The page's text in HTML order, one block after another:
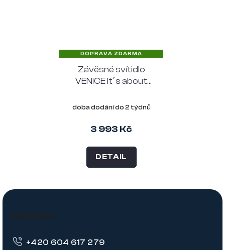
DOPRAVA ZDARMA
Závěsné svítidlo
VENICE It´s about
sklo
doba dodání do 2 týdnů
3 993 Kč
DETAIL
Z
Kontakt
+420 604 617 279